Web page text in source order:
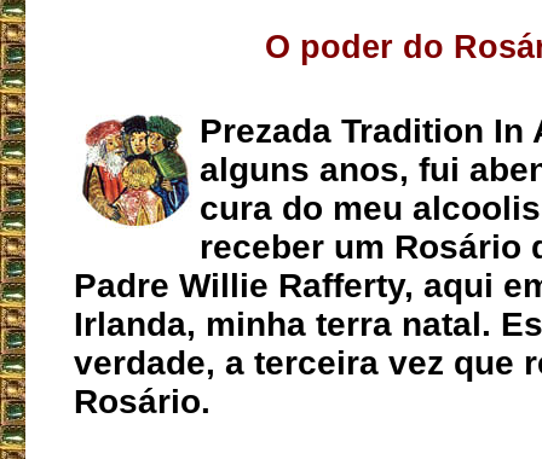
O poder do
Prezada Tradition In
alguns anos, fui
cura do meu
receber um Rosário
Padre Willie Rafferty, aqui
Irlanda, minha terra natal.
verdade, a terceira vez que
Rosário.